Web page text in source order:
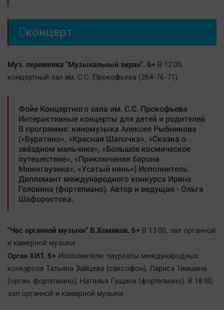
концерт
Муз. переменка "Музыкальный экран". 6+ В 12:00,
концертный зал им. С.С. Прокофьева (264-76-71).
Фойе Концертного зала им. С.С. Прокофьева
Интерактивные концерты для детей и родителей
В программе: киномузыка Алексея Рыбникова
(«Буратино», «Красная Шапочка», «Сказка о
звёздном мальчике», «Большое космическое
путешествие», «Приключения барона
Мюнхгаузена», «Усатый нянь») Исполнитель:
Дипломант международного конкурса Ирина
Головина (фортепиано). Автор и ведущая - Ольга
Шафоростова.
"Час органной музыки" В.Хомяков. 6+ В 13:00, зал органной
и камерной музыки.
Орган ХИТ. 6+ Исполнители: лауреаты международных
конкурсов Татьяна Зайцева (саксофон), Лариса Тимшина
(орган, фортепиано), Наталья Гущина (фортепиано). В 18:00,
зал органной и камерной музыки.